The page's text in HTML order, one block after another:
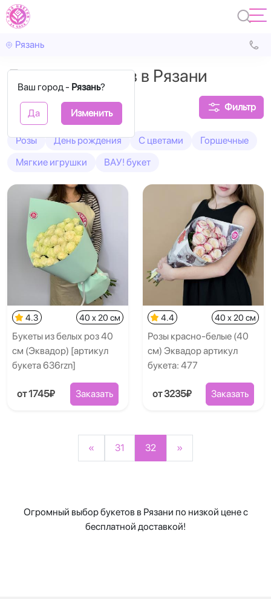
Рязань
Ваш город - Рязань?
Да Изменить
Доставка цветов в Рязани
Фильтр
Розы День рождения С цветами
Горшечные
Мягкие игрушки
ВАУ! букет
4.3 40 x 20 см
Букеты из белых роз 40
см (Эквадор) [артикул
букета 636rzn]
от 1745₽ Заказать
4.4 40 x 20 см
Розы красно-белые (40
см) Эквадор артикул
букета: 477
от 3235₽ Заказать
« 31 32 »
Огромный выбор букетов в Рязани по низкой цене с
бесплатной доставкой!